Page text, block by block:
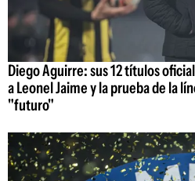
Diego Aguirre: sus 12 títulos
a Leonel Jaime y la prueba de la
"futuro"